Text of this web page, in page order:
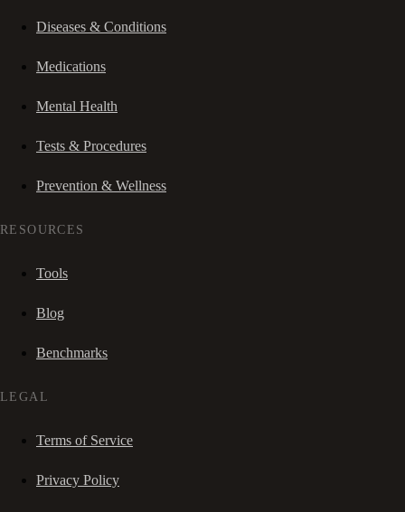
Diseases & Conditions
Medications
Mental Health
Tests & Procedures
Prevention & Wellness
RESOURCES
Tools
Blog
Benchmarks
LEGAL
Terms of Service
Privacy Policy